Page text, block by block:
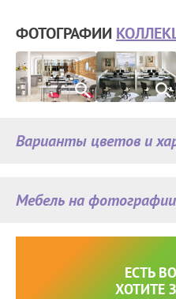
ФОТОГРАФИИ
Мебель на фотографии
Варианты цветов и
ЕСТЬ
ХОТИТЕ